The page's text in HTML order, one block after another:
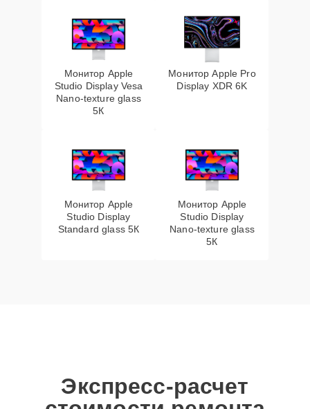
Монитор Apple
Studio Display Vesa
Nano-texture glass
5К
Монитор Apple Pro
Display XDR 6K
Монитор Apple
Studio Display
Standard glass 5К
Монитор Apple
Studio Display
Nano-texture glass
5К
Экспресс-расчет